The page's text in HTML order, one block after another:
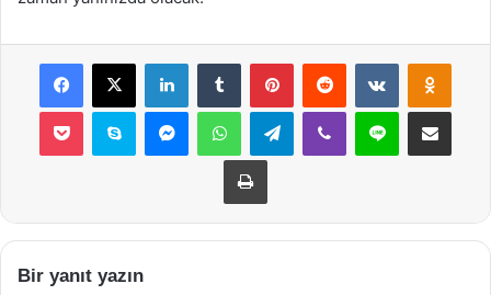
Facebook
X LinkedInTumblr PinterestReddit VKontakte
Pocket Skype MessengerWhatsAppTelegramViber Line E-Posta ile
Yazdır
Bir yanıt yazın